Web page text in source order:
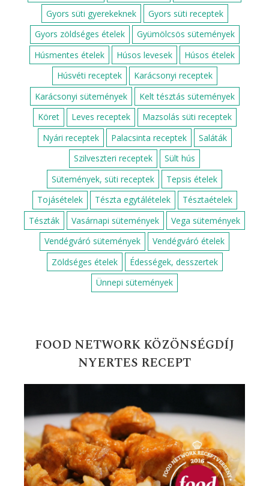
Gyors süti gyerekeknek
Gyors süti receptek
Gyors zöldséges ételek
Gyümölcsös sütemények
Húsmentes ételek
Húsos levesek
Húsos ételek
Húsvéti receptek
Karácsonyi receptek
Karácsonyi sütemények
Kelt tésztás sütemények
Köret
Leves receptek
Mazsolás süti receptek
Nyári receptek
Palacsinta receptek
Saláták
Szilveszteri receptek
Sült hús
Sütemények, süti receptek
Tepsis ételek
Tojásételek
Tészta egytálételek
Tésztaételek
Tészták
Vasárnapi sütemények
Vega sütemények
Vendégváró sütemények
Vendégváró ételek
Zöldséges ételek
Édességek, desszertek
Ünnepi sütemények
FOOD NETWORK KÖZÖNSÉGDÍJ
NYERTES RECEPT